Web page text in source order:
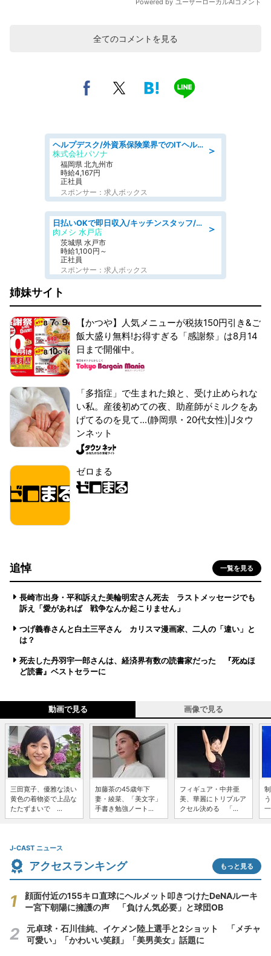
全てのコメントを見る
＞
ヘルプデスク/外資系保険業界でのITヘルプデスク業務/駅近/即日勤務可/ヘルプデスク
株式会社パソナ
福岡県 北九州市
時給4,167円
正社員
スポンサー：求人ボックス
＞
日払いOKで即日収入/キッチンスタッフ/「原付免許必須」デリバリー業務など、自己成長可能な幅広い仕事に挑戦!髪型自由&ピアス・ネイルOK/茨城県/水戸市
肉メシ 水戸店
茨城県 水戸市
時給1,100円～
正社員
スポンサー：求人ボックス
姉妹サイト
【かつや】人気メニューが税抜150円引き&ご
飯大盛り無料!お得すぎる「感謝祭」は8月14
日まで開催中。
「多指症」で生まれた娘と、受け止められな
い私。産後初めての夜、助産師がミルクをあ
げてるのを見て...(静岡県・20代女性)|Jタウ
ンネット
ゼロまる
追悼 一覧を見る
長崎市出身・平和訴えた美輪明宏さん死去 ラストメッセージでも
訴え「愛があれば 戦争なんか起こりません」
つげ義春さんと白土三平さん カリスマ漫画家、二人の「違い」と
は？
死去した丹羽宇一郎さんは、経済界有数の読書家だった 『死ぬほ
ど読書』ベストセラーに
動画で見る 画像で見る
三田寛子、優雅な淡い
黄色の着物姿で上品な
たたずまいで ...
加藤茶の45歳年下
妻・綾菜、「美文字」
手書き勉強ノート...
フィギュア・中井亜
美、華麗にトリプルア
クセル決める 「...
J-CAST ニュース
アクセスランキング もっと見る
顔面付近の155キロ直球にヘルメット叩きつけたDeNAルーキ
ー宮下朝陽に擁護の声 「負けん気必要」と球団OB
元卓球・石川佳純、イケメン陸上選手と2ショット 「メチャ
可愛い」「かわいい笑顔」「美男美女」話題に